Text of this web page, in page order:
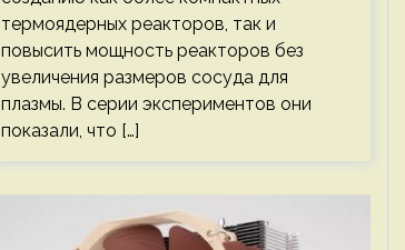
термоядерных реакторов, так и
повысить мощность реакторов без
увеличения размеров сосуда для
плазмы. В серии экспериментов они
показали, что […]